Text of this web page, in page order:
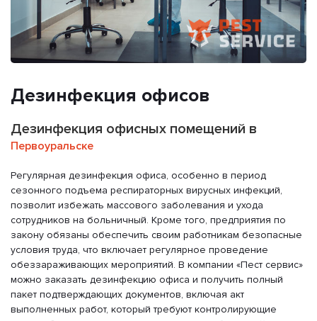
Дезинфекция офисов
Дезинфекция офисных помещений в
Первоуральске
Регулярная дезинфекция офиса, особенно в период
сезонного подъема респираторных вирусных инфекций,
позволит избежать массового заболевания и ухода
сотрудников на больничный. Кроме того, предприятия по
закону обязаны обеспечить своим работникам безопасные
условия труда, что включает регулярное проведение
обеззараживающих мероприятий. В компании «Пест сервис»
можно заказать дезинфекцию офиса и получить полный
пакет подтверждающих документов, включая акт
выполненных работ, который требуют контролирующие